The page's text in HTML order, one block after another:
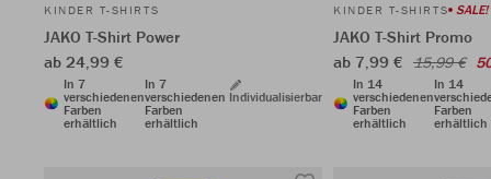
KINDER T-SHIRTS
JAKO T-Shirt Power
ab 24,99 €
In 7
verschiedenen
Farben
erhältlich
In 7
verschiedenen
Farben
erhältlich
Individualisierbar
KINDER T-SHIRTS SALE!
JAKO T-Shirt Promo
ab 7,99 € 15,99 €
In 14
verschiedenen
Farben
erhältlich
In 14
Farben
erhältlich